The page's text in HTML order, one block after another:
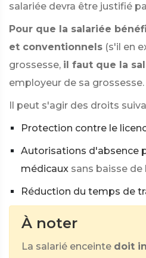
salariée devra être justifié
Pour que la salariée
et conventionnels (s'il en
grossesse, il faut que la
employeur de sa grossesse.
Il peut s'agir des droits
Protection contre le
Autorisations d'absence
médicaux sans baisse
Réduction du temps de
À noter
La salarié enceinte doit